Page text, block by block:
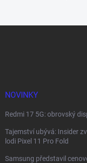
NOVINKY
Redmi 17 5G: obrovský
Tajemství ubývá: Insider
lodi Pixel 11 Pro Fold
Samsung představil